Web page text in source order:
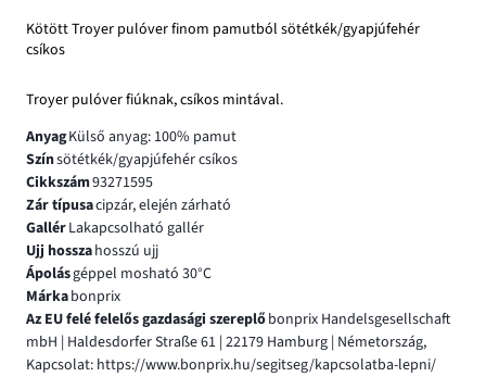
Kötött Troyer pulóver finom pamutból sötétkék/gyapjúfehér
csíkos
Troyer pulóver fiúknak, csíkos mintával.
AnyagKülső anyag: 100% pamut
Színsötétkék/gyapjúfehér csíkos
Cikkszám93271595
Zár típusacipzár, elején zárható
GallérLakapcsolható gallér
Ujj hosszahosszú ujj
Ápolásgéppel mosható 30°C
Márkabonprix
Az EU felé felelős gazdasági szereplőbonprix Handelsgesellschaft
mbH | Haldesdorfer Straße 61 | 22179 Hamburg | Németország,
Kapcsolat: https://www.bonprix.hu/segitseg/kapcsolatba-lepni/